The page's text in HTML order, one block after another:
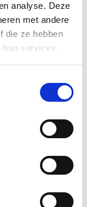
analyse. Deze
met andere
die ze hebben
services.